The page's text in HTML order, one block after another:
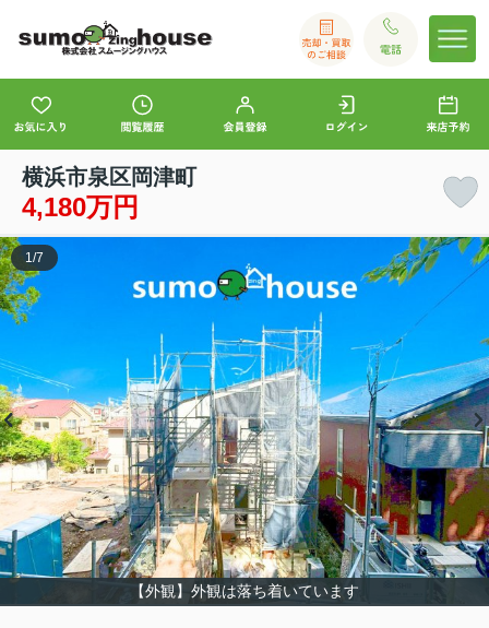
横浜市泉区岡津町
4,180万円
【外観】外観は落ち着いています
1/7